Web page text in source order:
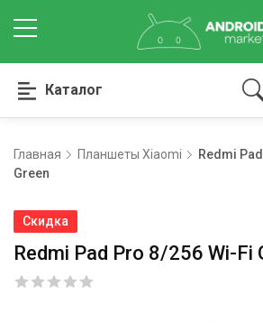
Каталог
Главная Планшеты Xiaomi
Redmi
Green
Скидка
Redmi Pad Pro 8/256 Wi-Fi